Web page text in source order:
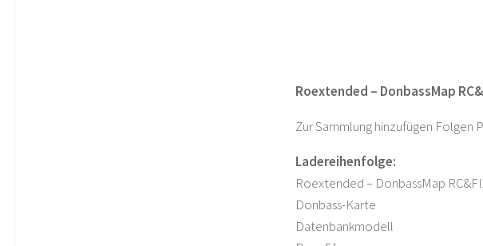
Roextended – DonbassMap
Zur Sammlung hinzufügen Folgen
Ladereihenfolge:
Roextended – DonbassMap
Donbass-Karte
Datenbankmodell